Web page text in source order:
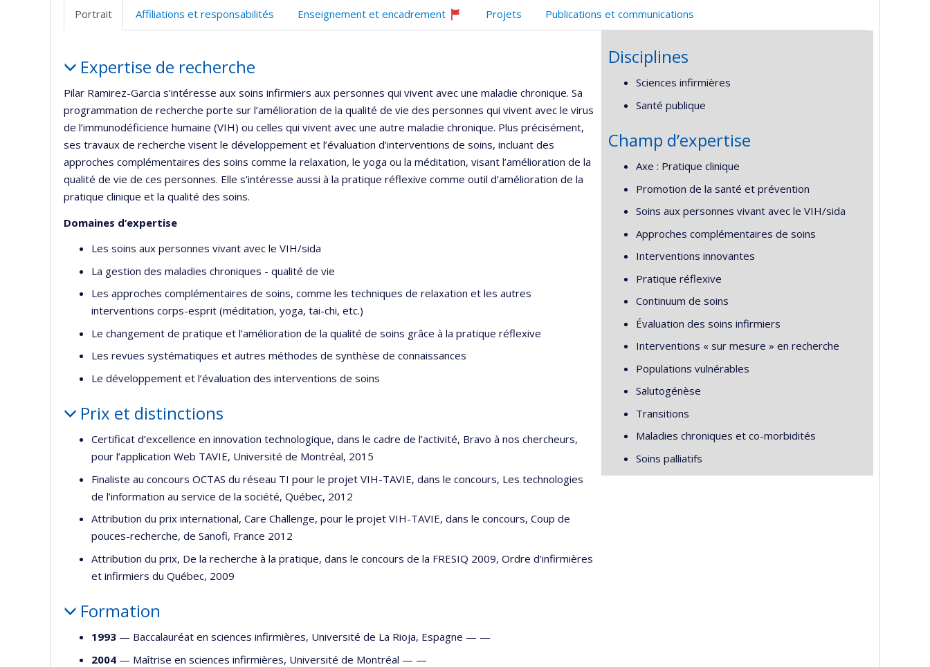
Portrait Affiliations et responsabilités
Enseignement et encadrement
Ce
Projets Publications et communications
Expertise de recherche
Pilar Ramirez-Garcia s’intéresse aux soins infirmiers aux personnes qui vivent avec une maladie chronique. Sa
programmation de recherche porte sur l’amélioration de la qualité de vie des personnes qui vivent avec le virus
de l’immunodéficience humaine (VIH) ou celles qui vivent avec une autre maladie chronique. Plus précisément,
ses travaux de recherche visent le développement et l’évaluation d’interventions de soins, incluant des
approches complémentaires des soins comme la relaxation, le yoga ou la méditation, visant l’amélioration de la
qualité de vie de ces personnes. Elle s’intéresse aussi à la pratique réflexive comme outil d’amélioration de la
pratique clinique et la qualité des soins.
Domaines d’expertise
Les soins aux personnes vivant avec le VIH/sida
La gestion des maladies chroniques - qualité de vie
Les approches complémentaires de soins, comme les techniques de relaxation et les autres
interventions corps-esprit (méditation, yoga, tai-chi, etc.)
Le changement de pratique et l’amélioration de la qualité de soins grâce à la pratique réflexive
Les revues systématiques et autres méthodes de synthèse de connaissances
Le développement et l’évaluation des interventions de soins
Prix et distinctions
Certificat d’excellence en innovation technologique, dans le cadre de l’activité, Bravo à nos chercheurs,
pour l’application Web TAVIE, Université de Montréal, 2015
Finaliste au concours OCTAS du réseau TI pour le projet VIH-TAVIE, dans le concours, Les technologies
de l’information au service de la société, Québec, 2012
Attribution du prix international, Care Challenge, pour le projet VIH-TAVIE, dans le concours, Coup de
pouces-recherche, de Sanofi, France 2012
Attribution du prix, De la recherche à la pratique, dans le concours de la FRESIQ 2009, Ordre d’infirmières
et infirmiers du Québec, 2009
Formation
1993 — Baccalauréat en sciences infirmières, Université de La Rioja, Espagne — —
2004 — Maîtrise en sciences infirmières, Université de Montréal — —
Disciplines
Sciences infirmières
Santé publique
Champ d’expertise
Axe : Pratique clinique
Promotion de la santé et prévention
Soins aux personnes vivant avec le VIH/sida
Approches complémentaires de soins
Interventions innovantes
Pratique réflexive
Continuum de soins
Évaluation des soins infirmiers
Interventions « sur mesure » en recherche
Populations vulnérables
Salutogénèse
Transitions
Maladies chroniques et co-morbidités
Soins palliatifs